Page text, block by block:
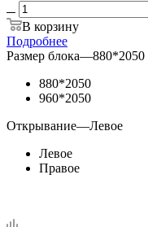
В корзину
Подробнее
Размер блока—880*2050
880*2050
960*2050
Открывание—Левое
Левое
Правое